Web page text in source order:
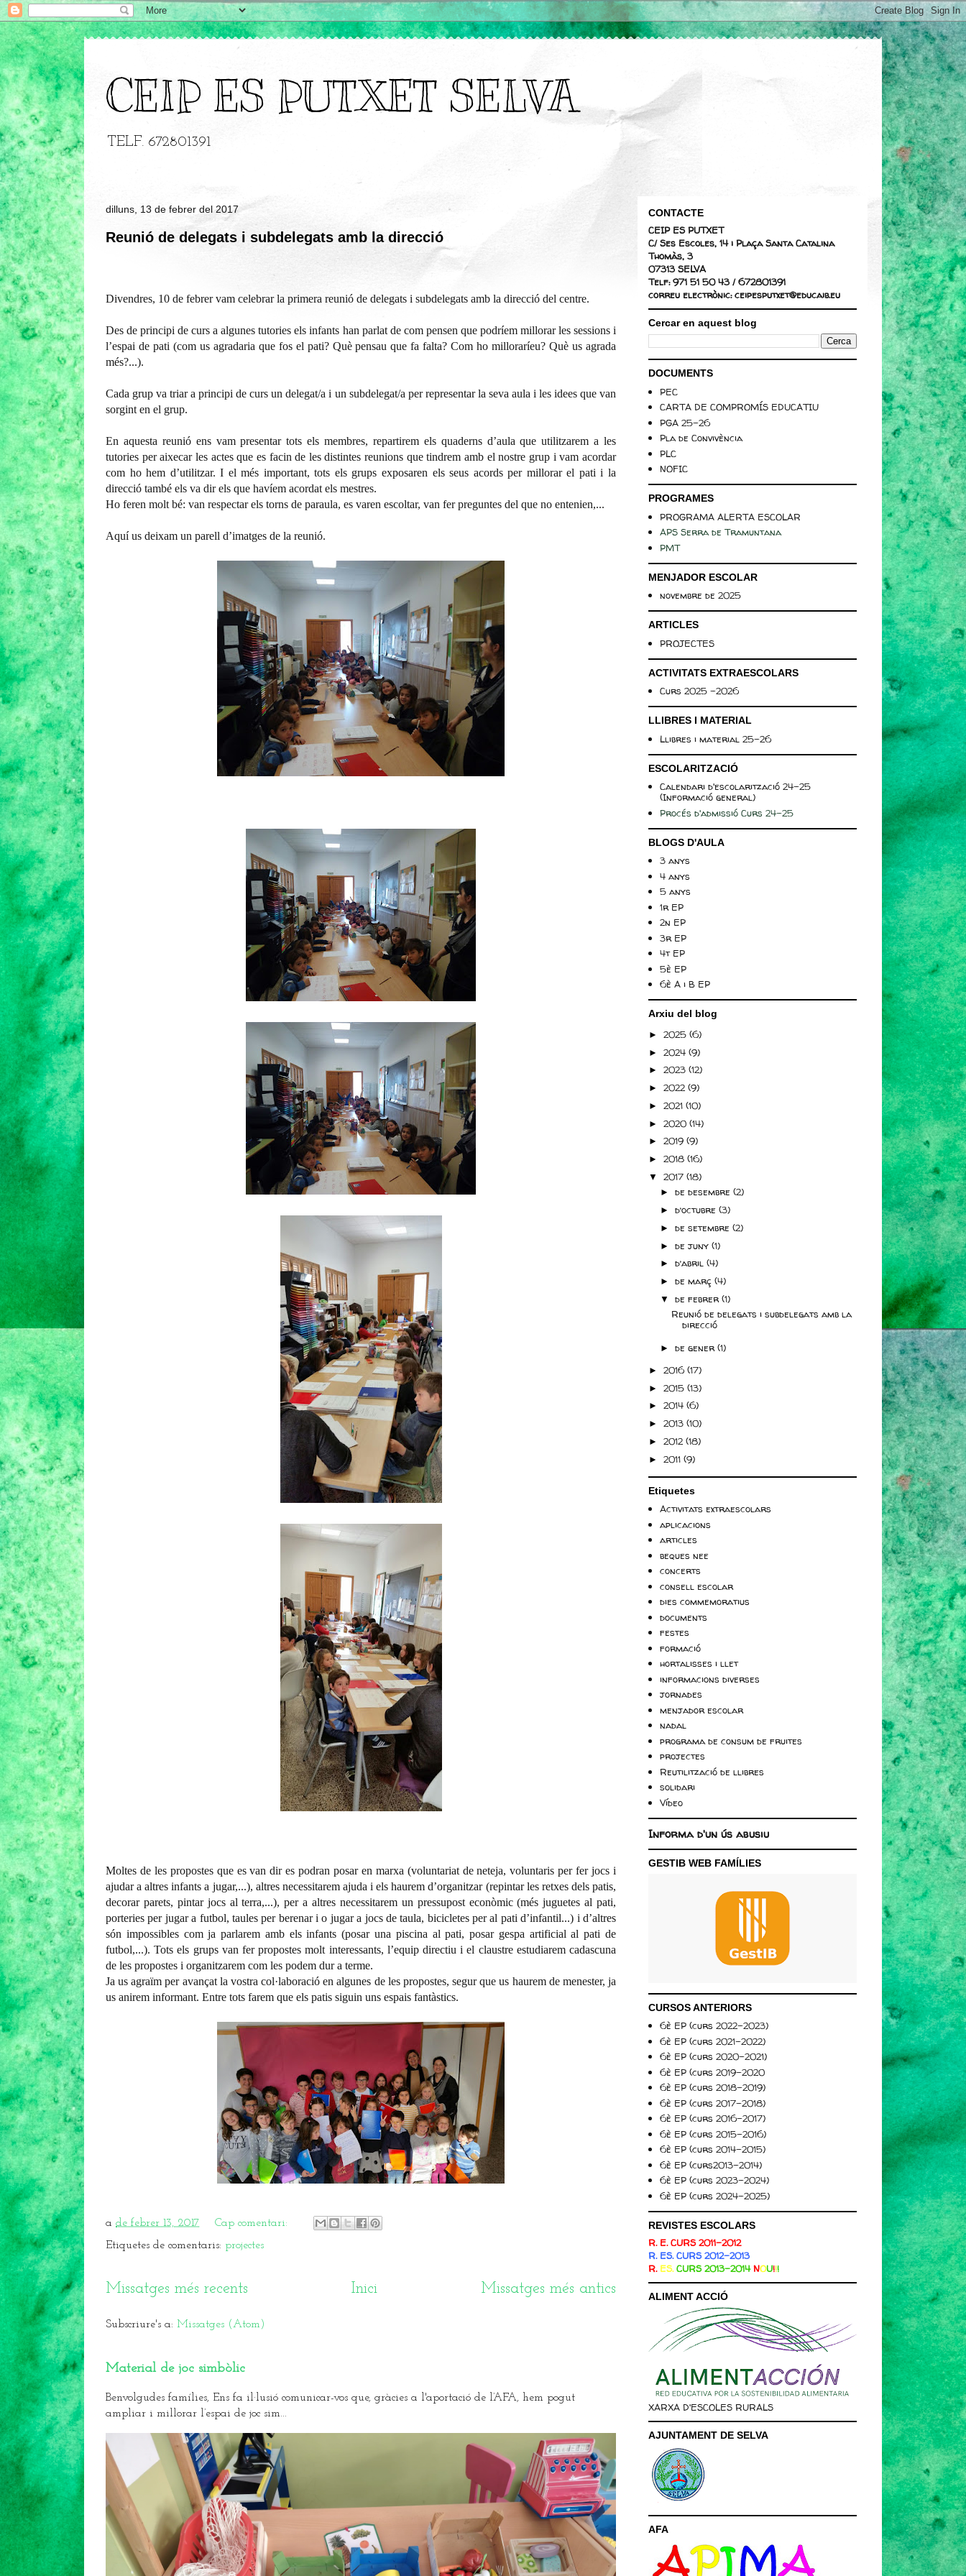
CEIP ES PUTXET SELVA
TELF. 672801391
dilluns, 13 de febrer del 2017
Reunió de delegats i subdelegats amb la direcció
Divendres, 10 de febrer vam celebrar la primera reunió de delegats i subdelegats amb la direcció del centre.
Des de principi de curs a algunes tutories els infants han parlat de com pensen que podríem millorar les sessions i
l’espai de pati (com us agradaria que fos el pati? Què pensau que fa falta? Com ho milloraríeu? Què us agrada
més?...).
Cada grup va triar a principi de curs un delegat/a i un subdelegat/a per representar la seva aula i les idees que van
sorgint en el grup.
En aquesta reunió ens vam presentar tots els membres, repartirem els quaderns d’aula que utilitzarem a les
tutories per aixecar les actes que es facin de les distintes reunions que tindrem amb el nostre grup i vam acordar
com ho hem d’utilitzar. I el més important, tots els grups exposaren els seus acords per millorar el pati i la
direcció també els va dir els que havíem acordat els mestres.
Ho feren molt bé: van respectar els torns de paraula, es varen escoltar, van fer preguntes del que no entenien,...
Aquí us deixam un parell d’imatges de la reunió.
Moltes de les propostes que es van dir es podran posar en marxa (voluntariat de neteja, voluntaris per fer jocs i
ajudar a altres infants a jugar,...), altres necessitarem ajuda i els haurem d’organitzar (repintar les retxes dels patis,
decorar parets, pintar jocs al terra,...), per a altres necessitarem un pressupost econòmic (més juguetes al pati,
porteries per jugar a futbol, taules per berenar i o jugar a jocs de taula, bicicletes per al pati d’infantil...) i d’altres
són impossibles com ja parlarem amb els infants (posar una piscina al pati, posar gespa artificial al pati de
futbol,...). Tots els grups van fer propostes molt interessants, l’equip directiu i el claustre estudiarem cadascuna
de les propostes i organitzarem com les podem dur a terme.
Ja us agraïm per avançat la vostra col·laboració en algunes de les propostes, segur que us haurem de menester, ja
us anirem informant. Entre tots farem que els patis siguin uns espais fantàstics.
a de febrer 13, 2017
Cap comentari:
Etiquetes de comentaris: projectes
Missatges més recents Missatges més antics
Inici
Subscriure's a: Missatges (Atom)
Material de joc simbòlic
Benvolgudes famílies, Ens fa il·lusió comunicar-vos que, gràcies a l'aportació de l’AFA, hem pogut
ampliar i millorar l’espai de joc sim...
CONTACTE
CEIP ES PUTXET
C/ Ses Escoles, 14 i Plaça Santa Catalina
Thomàs, 3
07313 SELVA
Telf: 971 51 50 43 / 672801391
correu electrònic: ceipesputxet@educaib.eu
Cercar en aquest blog
DOCUMENTS
PEC
CARTA DE COMPROMÍS EDUCATIU
PGA 25-26
Pla de Convivència
PLC
NOFIC
PROGRAMES
PROGRAMA ALERTA ESCOLAR
APS Serra de Tramuntana
PMT
MENJADOR ESCOLAR
novembre de 2025
ARTICLES
PROJECTES
ACTIVITATS EXTRAESCOLARS
Curs 2025 -2026
LLIBRES I MATERIAL
Llibres i material 25-26
ESCOLARITZACIÓ
Calendari d'escolarització 24-25
(Informació general)
Procés d'admissió Curs 24-25
BLOGS D'AULA
3 anys
4 anys
5 anys
1r EP
2n EP
3r EP
4t EP
5è EP
6è A i B EP
Arxiu del blog
► 2025 (6)
► 2024 (9)
► 2023 (12)
► 2022 (9)
► 2021 (10)
► 2020 (14)
► 2019 (9)
► 2018 (16)
▼ 2017 (18)
► de desembre (2)
► d’octubre (3)
► de setembre (2)
► de juny (1)
► d’abril (4)
► de març (4)
▼ de febrer(1)
Reunió de delegats i subdelegats amb la
direcció
► de gener(1)
► 2016 (17)
► 2015 (13)
► 2014 (6)
► 2013 (10)
► 2012 (18)
► 2011 (9)
Etiquetes
Activitats extraescolars
aplicacions
articles
beques nee
concerts
consell escolar
dies commemoratius
documents
festes
formació
hortalisses i llet
informacions diverses
jornades
menjador escolar
nadal
programa de consum de fruites
projectes
Reutilització de llibres
solidari
Vídeo
Informa d'un ús abusiu
GESTIB WEB FAMÍLIES
CURSOS ANTERIORS
6è EP (curs 2022-2023)
6è EP (curs 2021-2022)
6è EP (curs 2020-2021)
6è EP (curs 2019-2020
6è EP (curs 2018-2019)
6è EP (curs 2017-2018)
6è EP (curs 2016-2017)
6è EP (curs 2015-2016)
6è EP (curs 2014-2015)
6è EP (curs2013-2014)
6è EP (curs 2023-2024)
6è EP (curs 2024-2025)
REVISTES ESCOLARS
R. E. CURS 2011-2012
R. ES. CURS 2012-2013
R. ES.CURS 2013-2014 NOU!!!
ALIMENT ACCIÓ
XARXA D'ESCOLES RURALS
AJUNTAMENT DE SELVA
AFA